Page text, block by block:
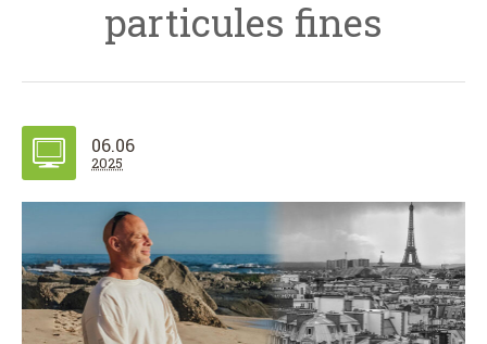
particules fines
06.06
2025